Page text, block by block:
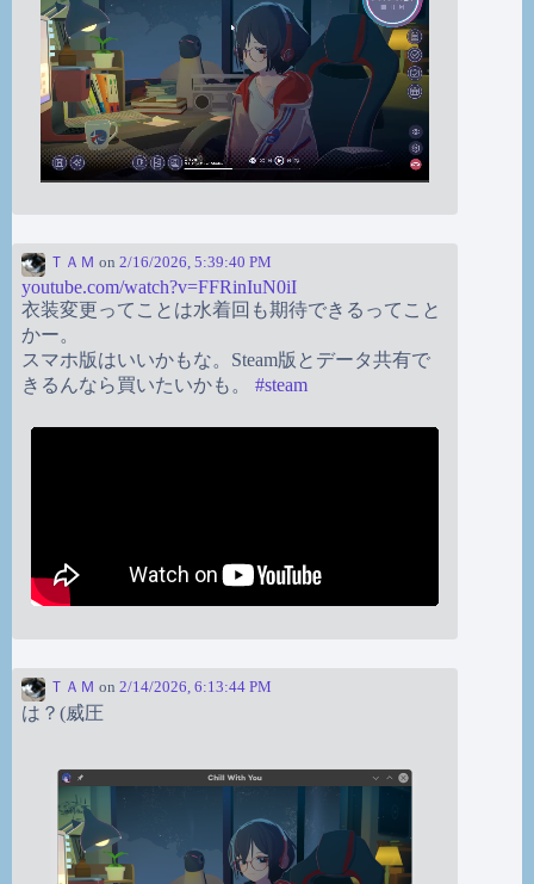
ＴＡＭ on 2/16/2026, 5:39:40 PM
youtube.com/watch?v=FFRinIuN0iI
衣装変更ってことは水着回も期待できるってこと
かー。
スマホ版はいいかもな。Steam版とデータ共有で
きるんなら買いたいかも。 #steam
ＴＡＭ on 2/14/2026, 6:13:44 PM
は？(威圧